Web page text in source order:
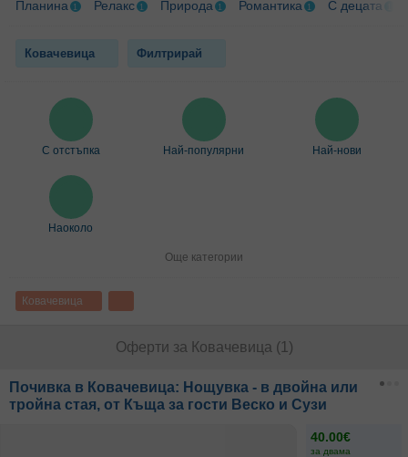
Планина 1 Релакс 1 Природа 1 Романтика 1 С децата
Ковачевица Филтрирай
С отстъпка Най-популярни Най-нови
Наоколо
Още категории
Ковачевица
Оферти за Ковачевица (1)
Почивка в Ковачевица: Нощувкa - в двойна или
тройна стая, от Къща за гости Веско и Сузи
40.00€
за двама